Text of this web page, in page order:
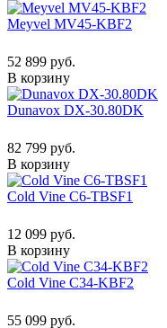
Meyvel MV45-KBF2
52 899 руб.
В корзину
Dunavox DX-30.80DK
82 799 руб.
В корзину
Cold Vine C6-TBSF1
12 099 руб.
В корзину
Cold Vine C34-KBF2
55 099 руб.